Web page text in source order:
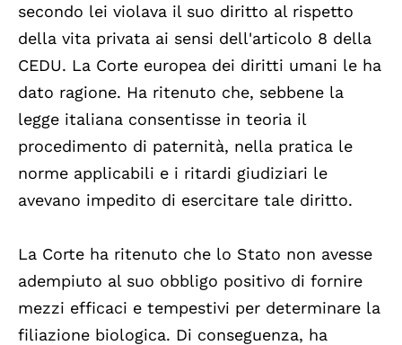
secondo lei violava il suo diritto al rispetto
della vita privata ai sensi dell'articolo 8 della
CEDU. La Corte europea dei diritti umani le ha
dato ragione. Ha ritenuto che, sebbene la
legge italiana consentisse in teoria il
procedimento di paternità, nella pratica le
norme applicabili e i ritardi giudiziari le
avevano impedito di esercitare tale diritto.
La Corte ha ritenuto che lo Stato non avesse
adempiuto al suo obbligo positivo di fornire
mezzi efficaci e tempestivi per determinare la
filiazione biologica. Di conseguenza, ha